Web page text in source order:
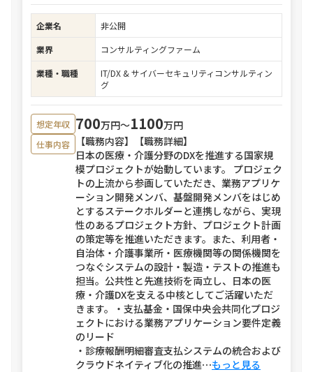
企業名
非公開
業界
コンサルティングファーム
業種・職種
IT/DX & サイバーセキュリティコンサルティン
グ
想定年収 700万円〜1100万円
仕事内容
【職務内容】【職務詳細】
日本の医療・介護分野のDXを推進する国家規
模プロジェクトが始動しています。 プロジェク
トの上流から参画していただき、業務アプリケ
ーション開発メンバ、基盤開発メンバをはじめ
とするステークホルダーと連携しながら、実現
性のあるプロジェクト方針、プロジェクト計画
の策定等を推進いただきます。また、利用者・
自治体・介護事業所・医療機関等の関係機関を
つなぐシステムの設計・製造・テストの推進も
担当。公共性と先進技術を両立し、日本の医
療・介護DXを支える中核としてご活躍いただ
きます。・支払基金・国保中央会共同化プロジ
ェクトにおける業務アプリケーション要件定義
のリード
・診療報酬明細審査支払システムの統合および
クラウドネイティブ化の推進⋯もっと見る